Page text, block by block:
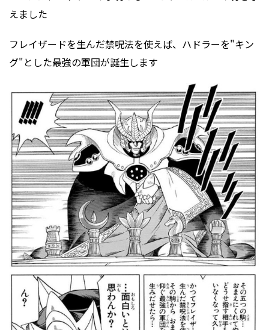
えました
フレイザードを生んだ禁呪法を使えば、ハドラーを"キン
グ"とした最強の軍団が誕生します